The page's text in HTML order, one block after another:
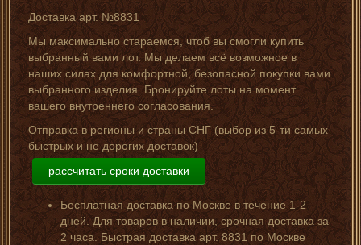
Доставка арт. №8831
Мы максимально стараемся, чтоб вы смогли купить
выбранный вами лот. Мы делаем всё возможное в
наших силах для комфортной, безопасной покупки вами
выбранного изделия. Бронируйте лоты на момент
вашего внутреннего согласования.
Отправка в регионы и страны СНГ (выбор из 5-ти самых
быстрых и не дорогих доставок)
рассчитать сроки доставки
Бесплатная доставка по Москве в течение 1-2
дней. Для товаров в наличии, срочная доставка за
2 часа. Быстрая доставка арт. 8831 по Москве